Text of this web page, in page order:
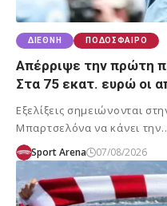
ΔΙΕΘΝΉ ΠΟΔΌΣΦΑΙΡΟ
Απέρριψε την πρώτη
Στα 75 εκατ. ευρώ οι
Εξελίξεις σημειώνονται
Μπαρτσελόνα να κάνει
Sport Arena 07/08/2026